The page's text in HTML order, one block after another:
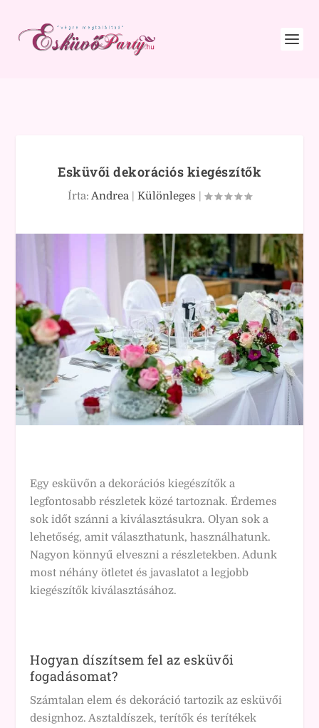
Esküvői dekorációs kiegészítők
Írta: Andrea | Különleges |
Egy esküvőn a dekorációs kiegészítők a
legfontosabb részletek közé tartoznak. Érdemes
sok időt szánni a kiválasztásukra. Olyan sok a
lehetőség, amit választhatunk, használhatunk.
Nagyon könnyű elveszni a részletekben. Adunk
most néhány ötletet és javaslatot a legjobb
kiegészítők kiválasztásához.
Hogyan díszítsem fel az esküvői
fogadásomat?
Számtalan elem és dekoráció tartozik az esküvői
designhoz. Asztaldíszek, terítők és terítékek